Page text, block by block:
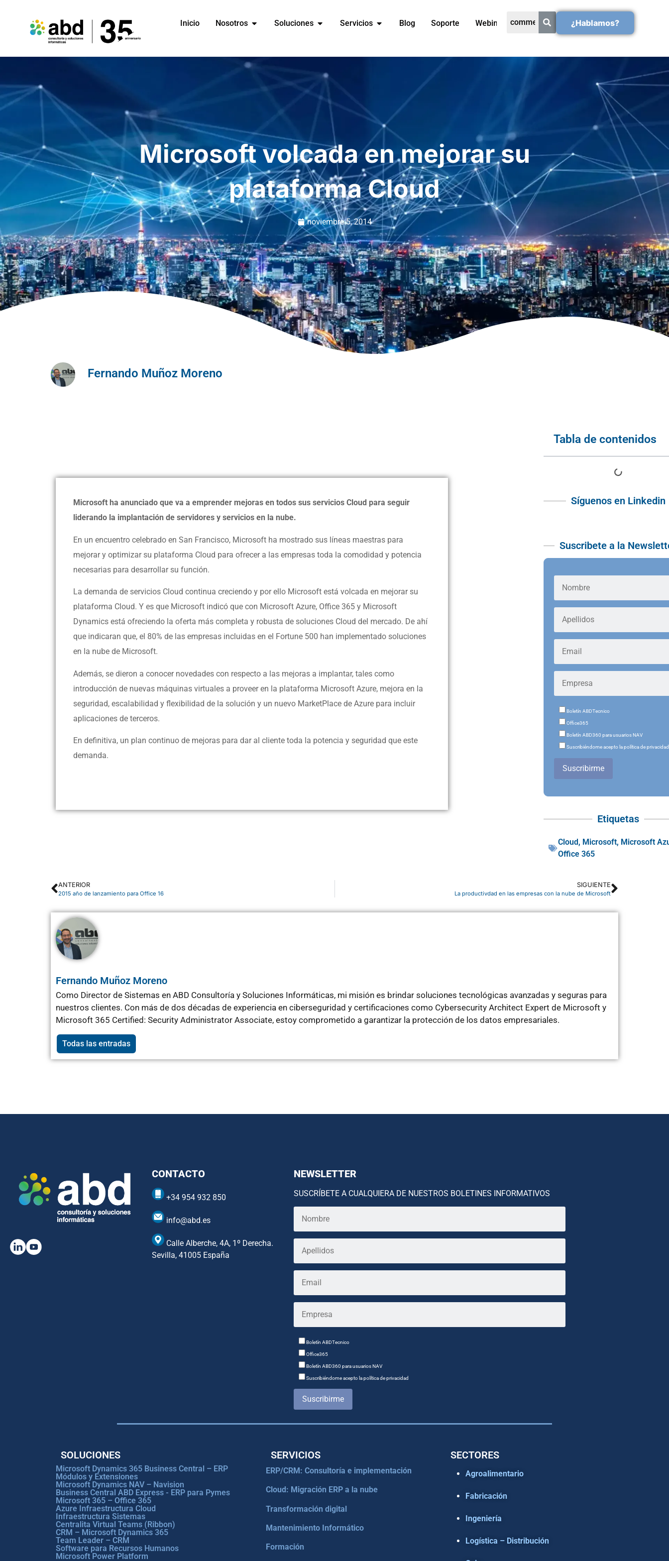
Inicio Nosotros Soluciones Servicios Blog Soporte Webinars ¿Hablamos?
Microsoft volcada en mejorar su
plataforma Cloud
noviembre 5, 2014
Fernando Muñoz Moreno
Microsoft ha anunciado que va a emprender mejoras en todos sus servicios Cloud para seguir
liderando la implantación de servidores y servicios en la nube.
En un encuentro celebrado en San Francisco, Microsoft ha mostrado sus líneas maestras para
mejorar y optimizar su plataforma Cloud para ofrecer a las empresas toda la comodidad y potencia
necesarias para desarrollar su función.
La demanda de servicios Cloud continua creciendo y por ello Microsoft está volcada en mejorar su
plataforma Cloud. Y es que Microsoft indicó que con Microsoft Azure, Office 365 y Microsoft
Dynamics está ofreciendo la oferta más completa y robusta de soluciones Cloud del mercado. De ahí
que indicaran que, el 80% de las empresas incluidas en el Fortune 500 han implementado soluciones
en la nube de Microsoft.
Además, se dieron a conocer novedades con respecto a las mejoras a implantar, tales como
introducción de nuevas máquinas virtuales a proveer en la plataforma Microsoft Azure, mejora en la
seguridad, escalabilidad y flexibilidad de la solución y un nuevo MarketPlace de Azure para incluir
aplicaciones de terceros.
En definitiva, un plan continuo de mejoras para dar al cliente toda la potencia y seguridad que este
demanda.
Tabla de contenidos
Síguenos en Linkedin
Suscribete a la
Boletín ABDTecnico
Office365
Boletín ABD360 para usuarios NAV
Suscribiéndome acepto la política de privacidad
Suscribirme
Etiquetas
Cloud, Microsoft, Microsoft
Office 365
ANTERIOR
2015 año de lanzamiento para Office 16
SIGUIENTE
La productivdad en las empresas con la nube de Microsoft
Fernando Muñoz Moreno
Como Director de Sistemas en ABD Consultoría y Soluciones Informáticas, mi misión es brindar soluciones tecnológicas avanzadas y seguras para
nuestros clientes. Con más de dos décadas de experiencia en ciberseguridad y certificaciones como Cybersecurity Architect Expert de Microsoft y
Microsoft 365 Certified: Security Administrator Associate, estoy comprometido a garantizar la protección de los datos empresariales.
Todas las entradas
CONTACTO
+34 954 932 850
info@abd.es
Calle Alberche, 4A, 1º Derecha.
Sevilla, 41005 España
NEWSLETTER
SUSCRÍBETE A CUALQUIERA DE NUESTROS BOLETINES INFORMATIVOS
Boletín ABDTecnico
Office365
Boletín ABD360 para usuarios NAV
Suscribiéndome acepto la política de privacidad
Suscribirme
SOLUCIONES
Microsoft Dynamics 365 Business Central – ERP
Módulos y Extensiones
Microsoft Dynamics NAV – Navision
Business Central ABD Express - ERP para Pymes
Microsoft 365 – Office 365
Azure Infraestructura Cloud
Infraestructura Sistemas
Centralita Virtual Teams (Ribbon)
CRM – Microsoft Dynamics 365
Team Leader – CRM
Software para Recursos Humanos
Microsoft Power Platform
SERVICIOS
ERP/CRM: Consultoría e implementación
Cloud: Migración ERP a la nube
Transformación digital
Mantenimiento Informático
Formación
SECTORES
Agroalimentario
Fabricación
Ingeniería
Logística – Distribución